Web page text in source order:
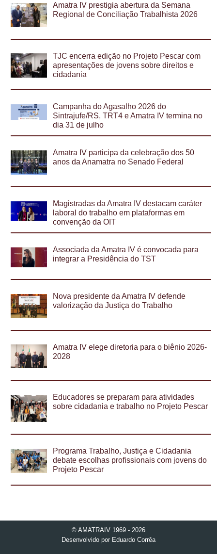
Amatra IV prestigia abertura da Semana
Regional de Conciliação Trabalhista 2026
TJC encerra edição no Projeto Pescar com
apresentações de jovens sobre direitos e
cidadania
Campanha do Agasalho 2026 do
Sintrajufe/RS, TRT4 e Amatra IV termina no
dia 31 de julho
Amatra IV participa da celebração dos 50
anos da Anamatra no Senado Federal
Magistradas da Amatra IV destacam caráter
laboral do trabalho em plataformas em
convenção da OIT
Associada da Amatra IV é convocada para
integrar a Presidência do TST
Nova presidente da Amatra IV defende
valorização da Justiça do Trabalho
Amatra IV elege diretoria para o biênio 2026-
2028
Educadores se preparam para atividades
sobre cidadania e trabalho no Projeto Pescar
Programa Trabalho, Justiça e Cidadania
debate escolhas profissionais com jovens do
Projeto Pescar
© AMATRAIV 1969 - 2026
Desenvolvido por Eduardo Corrêa